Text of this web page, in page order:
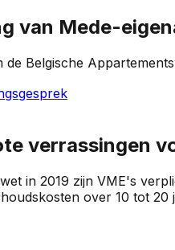
van Mede-
Belgische
verrassingen
in 2019 zijn VME's
over 10 tot